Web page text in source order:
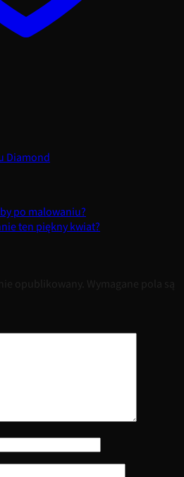
Diamond
po malowaniu?
ten piękny kwiat?
opublikowany. Wymagane pola są